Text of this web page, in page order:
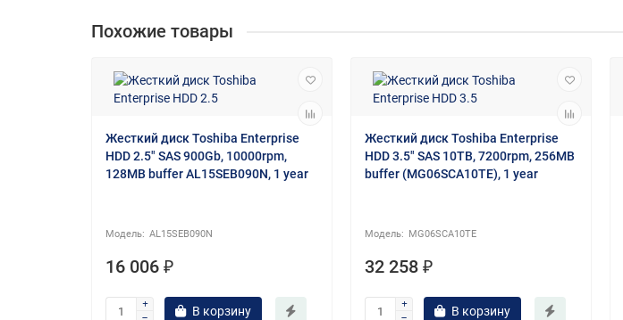
Похожие товары
Жесткий диск Toshiba Enterprise
HDD 2.5" SAS 900Gb, 10000rpm,
128MB buffer AL15SEB090N, 1 year
AL15SEB090N
16 006 ₽
В корзину
Жесткий диск Toshiba Enterprise
HDD 3.5" SAS 10ТB, 7200rpm, 256MB
buffer (MG06SCA10TE), 1 year
MG06SCA10TE
32 258 ₽
В корзину